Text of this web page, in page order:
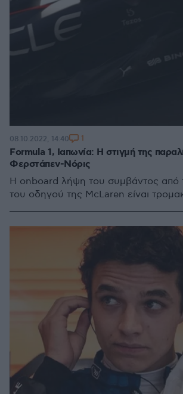
Formula 1, Ιαπωνία: Η στιγμή της
Φερστάπεν-Νόρις
Η onboard λήψη του συμβάντος από
του οδηγού της McLaren είναι
08.10.2022, 14:40 1